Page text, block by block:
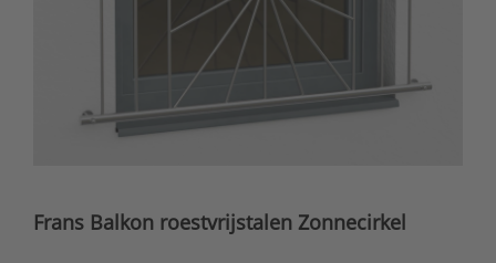
Frans Balkon roestvrijstalen Zonnecirkel